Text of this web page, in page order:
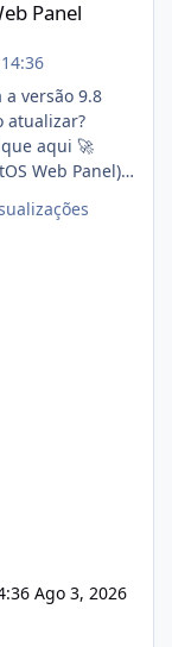
Panel
aqui 🚀
Ago 3, 2026